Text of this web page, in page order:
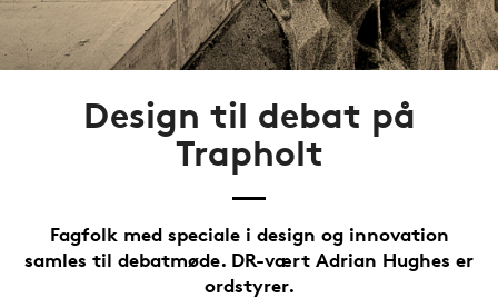
Design til debat på
Trapholt
Fagfolk med speciale i design og innovation
samles til debatmøde. DR-vært Adrian Hughes er
ordstyrer.